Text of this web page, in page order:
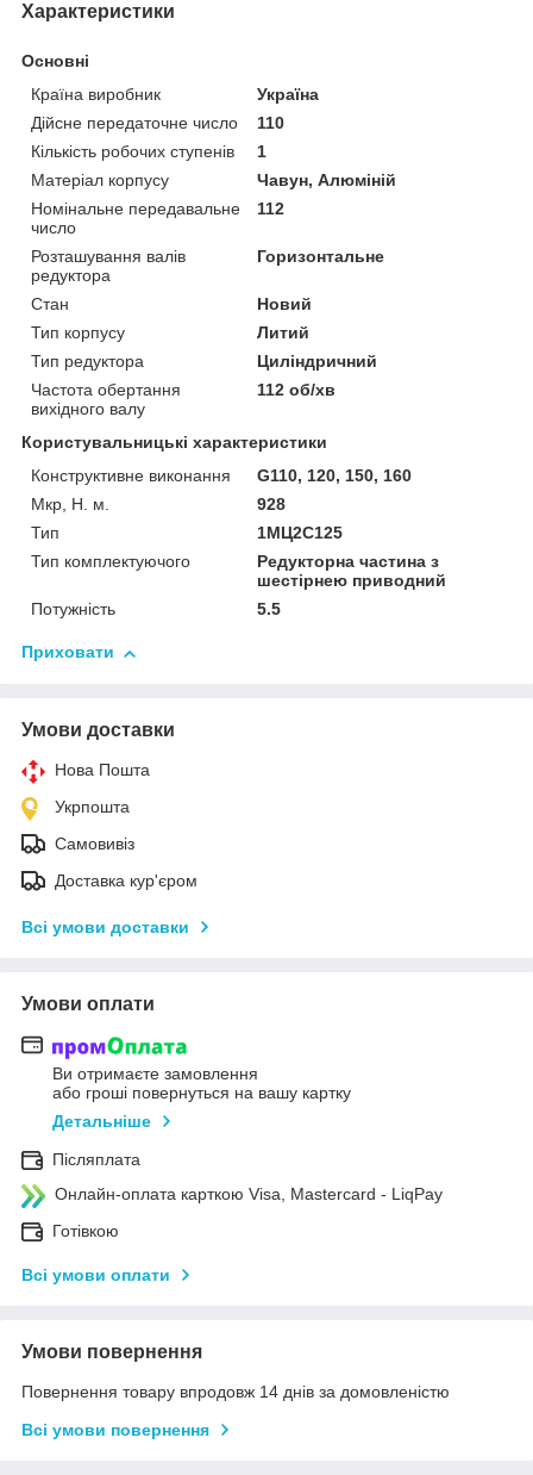
Характеристики
Основні
Країна виробник
Україна
Дійсне передаточне число
110
Кількість робочих ступенів
1
Матеріал корпусу
Чавун, Алюміній
Номінальне передавальне
число
112
Розташування валів
редуктора
Горизонтальне
Стан
Новий
Тип корпусу
Литий
Тип редуктора
Циліндричний
Частота обертання
вихідного валу
112 об/хв
Користувальницькі характеристики
Конструктивне виконання
G110, 120, 150, 160
Мкр, Н. м.
928
Тип
1МЦ2С125
Тип комплектуючого
Редукторна частина з
шестірнею приводний
Потужність
5.5
Приховати
Умови доставки
Нова Пошта
Укрпошта
Самовивіз
Доставка кур'єром
Всі умови доставки
Умови оплати
Ви отримаєте замовлення
або гроші повернуться на вашу картку
Детальніше
Післяплата
Онлайн-оплата карткою Visa, Mastercard - LiqPay
Готівкою
Всі умови оплати
Умови повернення
Повернення товару впродовж 14 днів за домовленістю
Всі умови повернення